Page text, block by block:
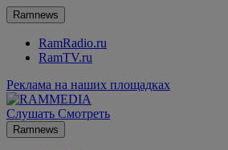
Ramnews
RamRadio.ru
RamTV.ru
Реклама на наших площадках
Слушать Смотреть
Ramnews